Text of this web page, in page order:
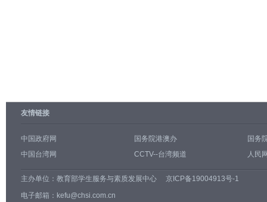
友情链接
中国政府网 国务院港澳办
国务
中国台湾网
CCTV--台湾频道 人民
主办单位： 教育部学生服务与素质发展中心
京ICP备19004913号-1
电子邮箱：kefu@chsi.com.cn